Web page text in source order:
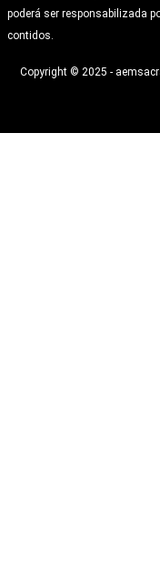
poderá ser responsabilizada
contidos.
Copyright © 2025 -